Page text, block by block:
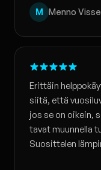
M Menno
Erittäin
siitä, että
jos se on oikein,
tavat muunnella
Suosittelen